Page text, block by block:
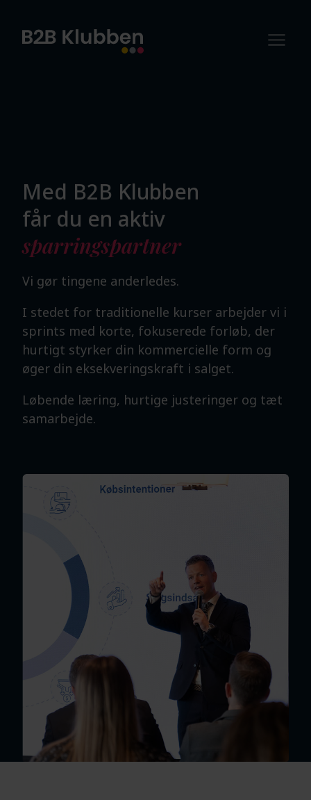
Med B2B Klubben
får du en aktiv
sparringspartner
Vi gør tingene anderledes.
I stedet for traditionelle kurser arbejder vi i
sprints med korte, fokuserede forløb, der
hurtigt styrker din kommercielle form og
øger din eksekveringskraft i salget.
Løbende læring, hurtige justeringer og tæt
samarbejde.